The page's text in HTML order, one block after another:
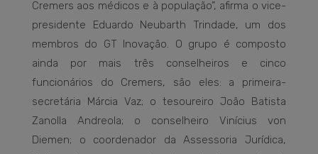
Cremers aos médicos e à população”, afirma o vice-
presidente Eduardo Neubarth Trindade, um dos
membros do GT Inovação. O grupo é composto
ainda por mais três conselheiros e cinco
funcionários do Cremers, são eles: a primeira-
secretária Márcia Vaz; o tesoureiro João Batista
Zanolla Andreola; o conselheiro Vinícius von
Diemen; o coordenador da Assessoria Jurídica,